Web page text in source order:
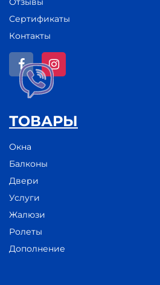
Сертификаты
Контакты
ТОВАРЫ
Окна
Балконы
Двери
Услуги
Жалюзи
Ролеты
Дополнение